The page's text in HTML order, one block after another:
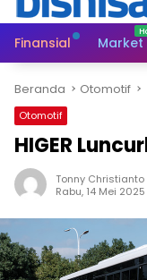
Finansial Market
Beranda Otomotif
Otomotif
HIGER
Tonny Christianto
Rabu, 14 Mei 2025